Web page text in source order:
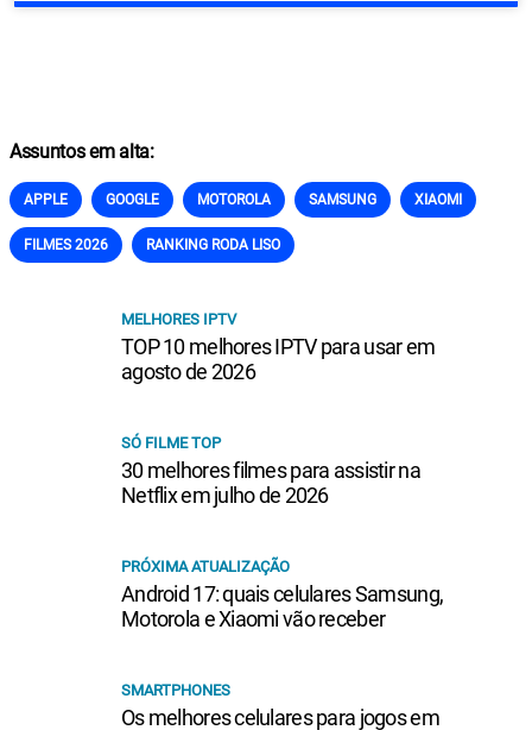
Assuntos em alta:
APPLE GOOGLE MOTOROLA SAMSUNG XIAOMI
FILMES 2026 RANKING RODA LISO
MELHORES IPTV
TOP 10 melhores IPTV para usar em
agosto de 2026
SÓ FILME TOP
30 melhores filmes para assistir na
Netflix em julho de 2026
PRÓXIMA ATUALIZAÇÃO
Android 17: quais celulares Samsung,
Motorola e Xiaomi vão receber
SMARTPHONES
Os melhores celulares para jogos em